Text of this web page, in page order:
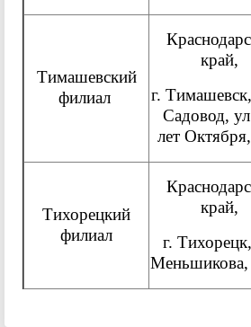
Тимашевский
филиал
край,
г.
Садовод,
лет
Тихорецкий
филиал
край,
г.
Меньшикова,